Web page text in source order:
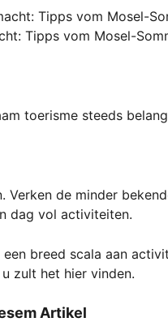
Tipps vom Mosel-
toerisme steeds
Verken de minder
dag vol activiteiten.
breed scala aan
zult het hier vinden.
Artikel